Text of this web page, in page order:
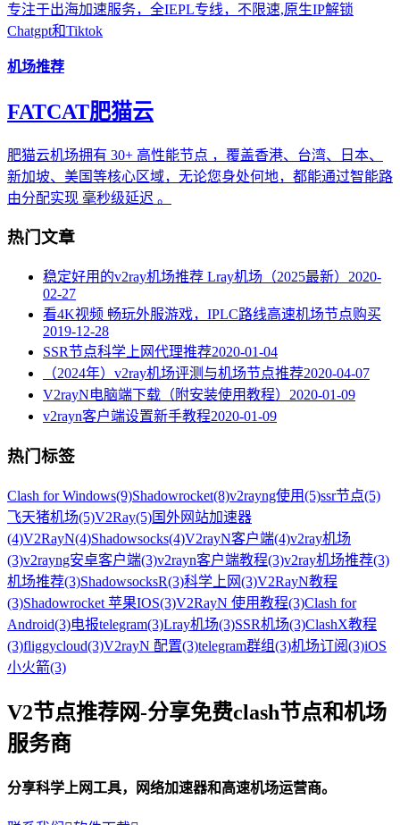
专注于出海加速服务，全IEPL专线，不限速,原生IP解锁
Chatgpt和Tiktok
机场推荐
FATCAT肥猫云
肥猫云机场拥有 30+ 高性能节点 ，覆盖香港、台湾、日本、
新加坡、美国等核心区域，无论您身处何地，都能通过智能路
由分配实现 毫秒级延迟 。
热门文章
稳定好用的v2ray机场推荐 Lray机场（2025最新） 2020-
02-27
看4K视频 畅玩外服游戏，IPLC路线高速机场节点购买
2019-12-28
SSR节点科学上网代理推荐2020-01-04
（2024年）v2ray机场评测与机场节点推荐2020-04-07
V2rayN电脑端下载（附安装使用教程） 2020-01-09
v2rayn客户端设置新手教程2020-01-09
热门标签
Clash for Windows(9)Shadowrocket(8)v2rayng使用(5)ssr节点(5)
飞天猪机场(5)V2Ray(5)国外网站加速器
(4)V2RayN(4)Shadowsocks(4)V2rayN客户端(4)v2ray机场
(3)v2rayng安卓客户端(3)v2rayn客户端教程(3)v2ray机场推荐(3)
机场推荐(3)ShadowsocksR(3)科学上网(3)V2RayN教程
(3)Shadowrocket 苹果IOS(3)V2RayN 使用教程(3)Clash for
Android(3)电报telegram(3)Lray机场(3)SSR机场(3)ClashX教程
(3)fliggycloud(3)V2rayN 配置(3)telegram群组(3)机场订阅(3)iOS
小火箭(3)
V2节点推荐网-分享免费clash节点和机场
服务商
分享科学上网工具，网络加速器和高速机场运营商。